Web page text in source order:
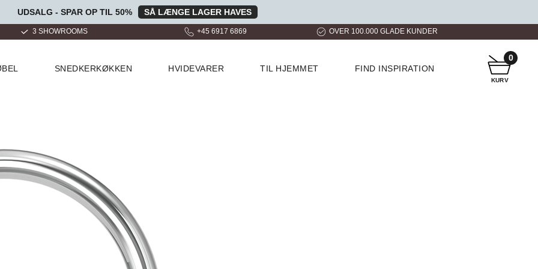
UDSALG - SPAR OP TIL 50% SÅ LÆNGE LAGER HAVES
+45 6917 6869 OVER 100.000 GLADE KUNDER HURTIG LEVERING
SNEDKERKØKKEN HVIDEVARER TIL HJEMMET FIND INSPIRATION
KURV
0